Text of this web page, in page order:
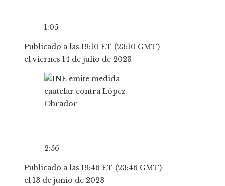
1:05
Publicado a las 19:10 ET (23:10 GMT)
el viernes 14 de julio de 2023
2:56
Publicado a las 19:46 ET (23:46 GMT)
el 13 de junio de 2023